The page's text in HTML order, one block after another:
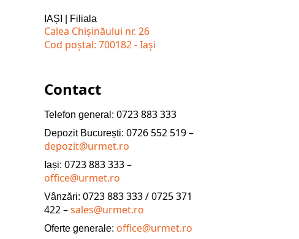
IAȘI | Filiala
Calea Chișinăului nr. 26
Cod poștal: 700182 - Iași
Contact
Telefon general: 0723 883 333
Depozit București: 0726 552 519 –
depozit@urmet.ro
Iași: 0723 883 333 –
office@urmet.ro
Vânzări: 0723 883 333 / 0725 371
422 –sales@urmet.ro
Oferte generale: office@urmet.ro